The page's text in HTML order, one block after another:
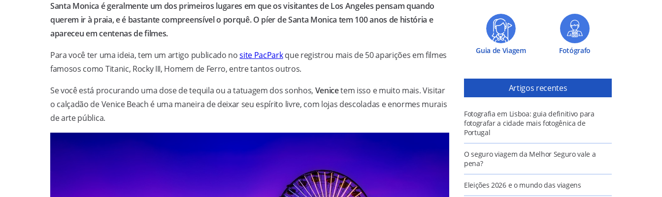
Santa Monica é geralmente um dos primeiros lugares em que os visitantes de Los Angeles pensam quando
querem ir à praia, e é bastante compreensível o porquê. O píer de Santa Monica tem 100 anos de história e
apareceu em centenas de filmes.
Para você ter uma ideia, tem um artigo publicado nosite PacParkque registrou mais de 50 aparições em filmes
famosos como Titanic, Rocky III, Homem de Ferro, entre tantos outros.
Se você está procurando uma dose de tequila ou a tatuagem dos sonhos, Venicetem isso e muito mais. Visitar
o calçadão de Venice Beach é uma maneira de deixar seu espírito livre, com lojas descoladas e enormes murais
de arte pública.
Guia de Viagem Fotógrafo
Artigos recentes
Fotografia em Lisboa: guia definitivo para
fotografar a cidade mais fotogênica de
Portugal
O seguro viagem da Melhor Seguro vale a
pena?
Eleições 2026 e o mundo das viagens